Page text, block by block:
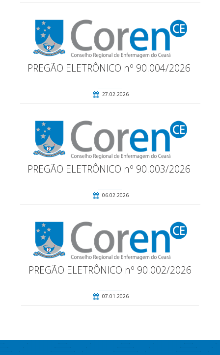
PREGÃO ELETRÔNICO nº 90.004/2026
27.02.2026
PREGÃO ELETRÔNICO nº 90.003/2026
06.02.2026
PREGÃO ELETRÔNICO nº 90.002/2026
07.01.2026